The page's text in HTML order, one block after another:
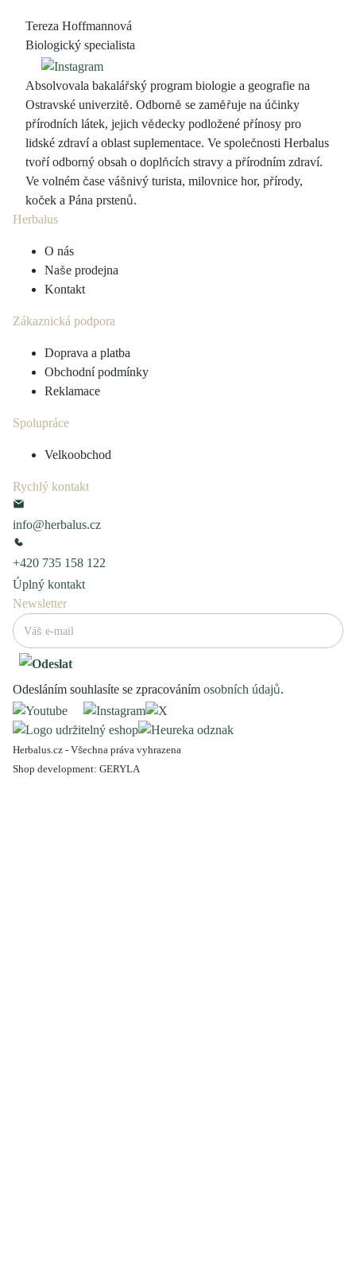
Tereza Hoffmannová
Biologický specialista
Absolvovala bakalářský program biologie a geografie na
Ostravské univerzitě. Odborně se zaměřuje na účinky
přírodních látek, jejich vědecky podložené přínosy pro
lidské zdraví a oblast suplementace. Ve společnosti Herbalus
tvoří odborný obsah o doplňcích stravy a přírodním zdraví.
Ve volném čase vášnivý turista, milovnice hor, přírody,
koček a Pána prstenů.
Herbalus
O nás
Naše prodejna
Kontakt
Zákaznická podpora
Doprava a platba
Obchodní podmínky
Reklamace
Spolupráce
Velkoobchod
Rychlý kontakt
info@herbalus.cz
+420 735 158 122
Úplný kontakt
Newsletter
Odesláním souhlasíte se zpracováním osobních údajů.
Herbalus.cz - Všechna práva vyhrazena
Shop development: GERYLA